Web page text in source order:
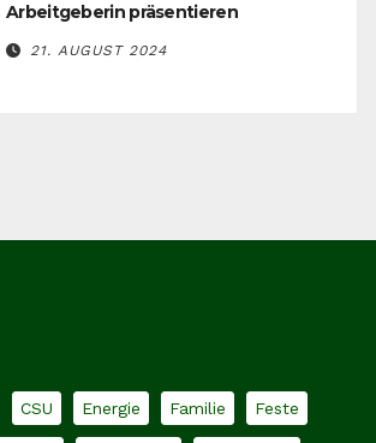
Arbeitgeberin präsentieren
21. AUGUST 2024
CSU Energie Familie Feste